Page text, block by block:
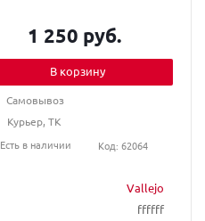
Vallejo
ffffff
1 250 руб.
В корзину
Самовывоз
Курьер, ТК
Есть в наличии
Код: 62064